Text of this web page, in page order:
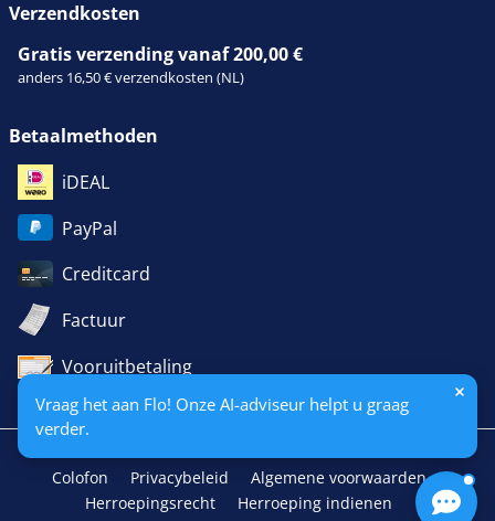
Vraag het aan Flo! Onze AI-adviseur helpt u graag
verder.
Verzendkosten
Gratis verzending vanaf 200,00 €
anders 16,50 € verzendkosten (NL)
Betaalmethoden
iDEAL
PayPal
Creditcard
Factuur
Vooruitbetaling
Colofon Privacybeleid
Algemene voorwaarden
Herroepingsrecht
Herroeping indienen